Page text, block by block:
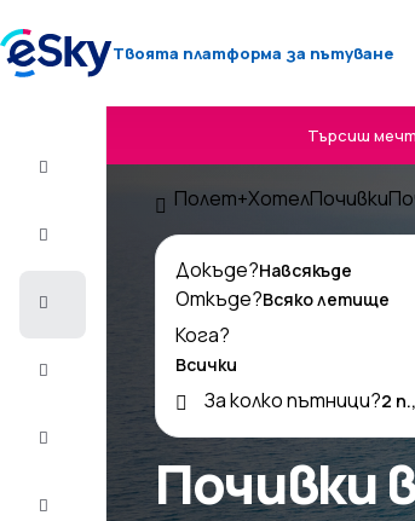
Твоята платформа за пътуване
Полет+Хотел
Търсиш
Полет+ХотелПочивки
Почивки
Докъде?
Откъде?
Кога?
За колко пътници?